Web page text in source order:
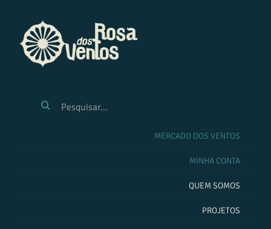
conteúdo
RESULTADOS
MERCADO DOS VENTOS
MINHA CONTA
QUEM SOMOS
PROJETOS